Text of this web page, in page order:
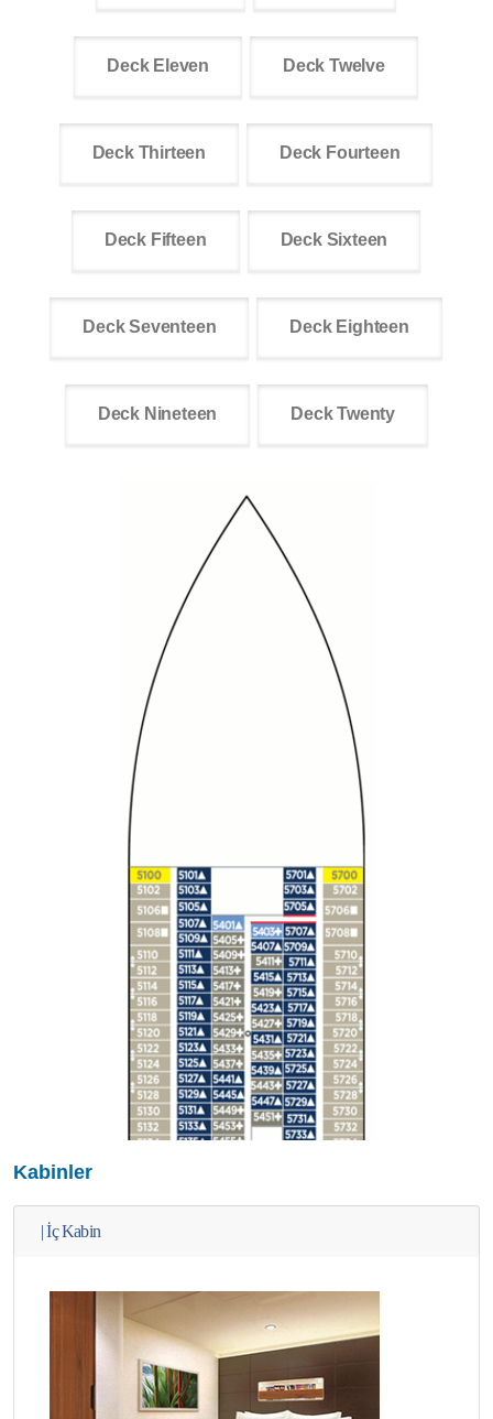
Deck Eleven Deck Twelve
Deck Thirteen Deck Fourteen
Deck Fifteen Deck Sixteen
Deck Seventeen Deck Eighteen
Deck Nineteen Deck Twenty
Kabinler
|İç Kabin